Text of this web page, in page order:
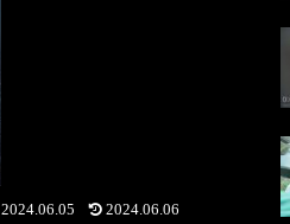
2024.06.05 2024.06.06